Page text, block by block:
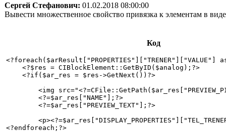
Сергей Стефанович: 01.02.2018 08:00:00
Вывести множественное свойство привязка к элементам в
Код
<?foreach($arResult["PROPERTIES"]["TRENER"]["VALUE"]
<?$res = CIBlockElement::GetByID($analog);?>
<?if($ar_res = $res->GetNext())?>
<img
<?=$ar_res["NAME"];?>
<?=$ar_res["PREVIEW_TEXT"];?>
<?endforeach;?>